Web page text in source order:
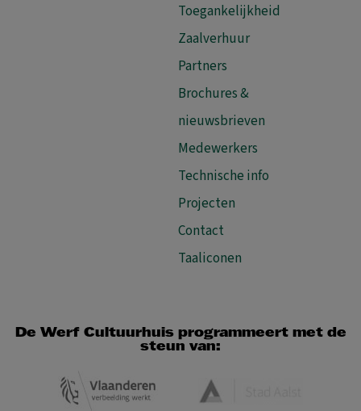
Toegankelijkheid
Zaalverhuur
Partners
Brochures &
nieuwsbrieven
Medewerkers
Technische info
Projecten
Contact
Taaliconen
De Werf Cultuurhuis programmeert met de
steun van: